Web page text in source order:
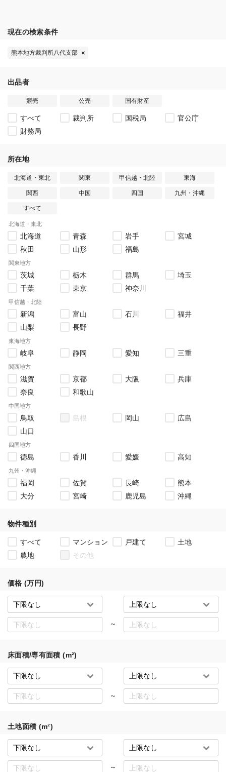
現在の検索条件
熊本地方裁判所八代支部
出品者
競売 公売 国有財産
すべて 裁判所 国税局
官公庁
財務局
所在地
北海道・東北 関東 甲信越・北陸 東海
関西 中国 四国 九州・沖縄
すべて
北海道・東北
北海道 青森 岩手
宮城
秋田
山形 福島
関東地方
茨城 栃木 群馬
埼玉
千葉
東京 神奈川
甲信越・北陸
新潟 富山 石川
福井
山梨
長野
東海地方
岐阜 静岡 愛知 三重
関西地方
滋賀 京都 大阪
兵庫
奈良
和歌山
中国地方
鳥取 島根 岡山
広島
山口
四国地方
徳島 香川 愛媛 高知
九州・沖縄
福岡 佐賀 長崎
熊本
大分
宮崎 鹿児島 沖縄
物件種別
すべて マンション 戸建て
土地
農地
その他
価格 (万円)
～
床面積/専有面積 (m²)
～
土地面積 (m²)
～